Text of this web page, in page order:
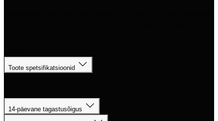
Toote spetsifikatsioonid
14-päevane tagastusõigus